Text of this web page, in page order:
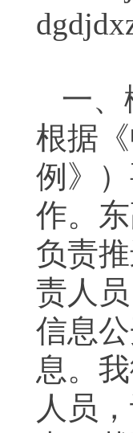
一、
根据
例》）
作。
负责
责人
信息
息。
人员